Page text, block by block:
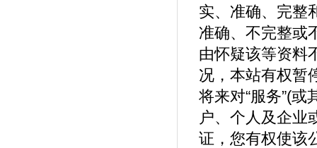
实、准确、完整
准确、不完整或
由怀疑该等资料
况，本站有权暂
将来对“服务”(
户、个人及企业
证，您有权使该